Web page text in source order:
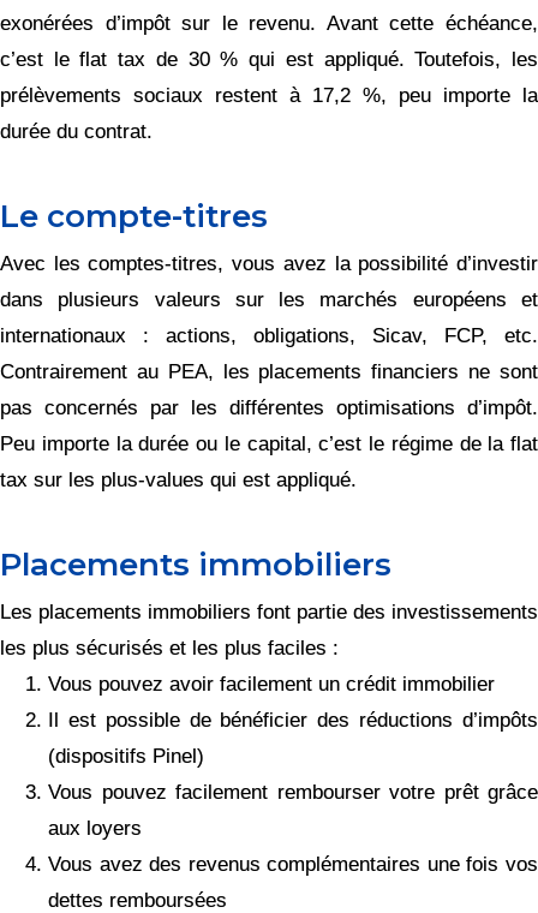
exonérées d’impôt sur le revenu. Avant cette échéance,
c’est le flat tax de 30 % qui est appliqué. Toutefois, les
prélèvements sociaux restent à 17,2 %, peu importe la
durée du contrat.
Le compte-titres
Avec les comptes-titres, vous avez la possibilité d’investir
dans plusieurs valeurs sur les marchés européens et
internationaux : actions, obligations, Sicav, FCP, etc.
Contrairement au PEA, les placements financiers ne sont
pas concernés par les différentes optimisations d’impôt.
Peu importe la durée ou le capital, c’est le régime de la flat
tax sur les plus-values qui est appliqué.
Placements immobiliers
Les placements immobiliers font partie des investissements
les plus sécurisés et les plus faciles :
Vous pouvez avoir facilement un crédit immobilier
Il est possible de bénéficier des réductions d’impôts
(dispositifs Pinel)
Vous pouvez facilement rembourser votre prêt grâce
aux loyers
Vous avez des revenus complémentaires une fois vos
dettes remboursées